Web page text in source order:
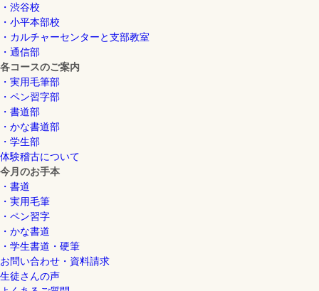
・渋谷校
・小平本部校
・カルチャーセンターと支部教室
・通信部
各コースのご案内
・実用毛筆部
・ペン習字部
・書道部
・かな書道部
・学生部
体験稽古について
今月のお手本
・書道
・実用毛筆
・ペン習字
・かな書道
・学生書道・硬筆
お問い合わせ・資料請求
生徒さんの声